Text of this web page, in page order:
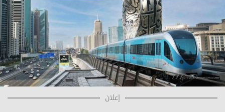
إعلان